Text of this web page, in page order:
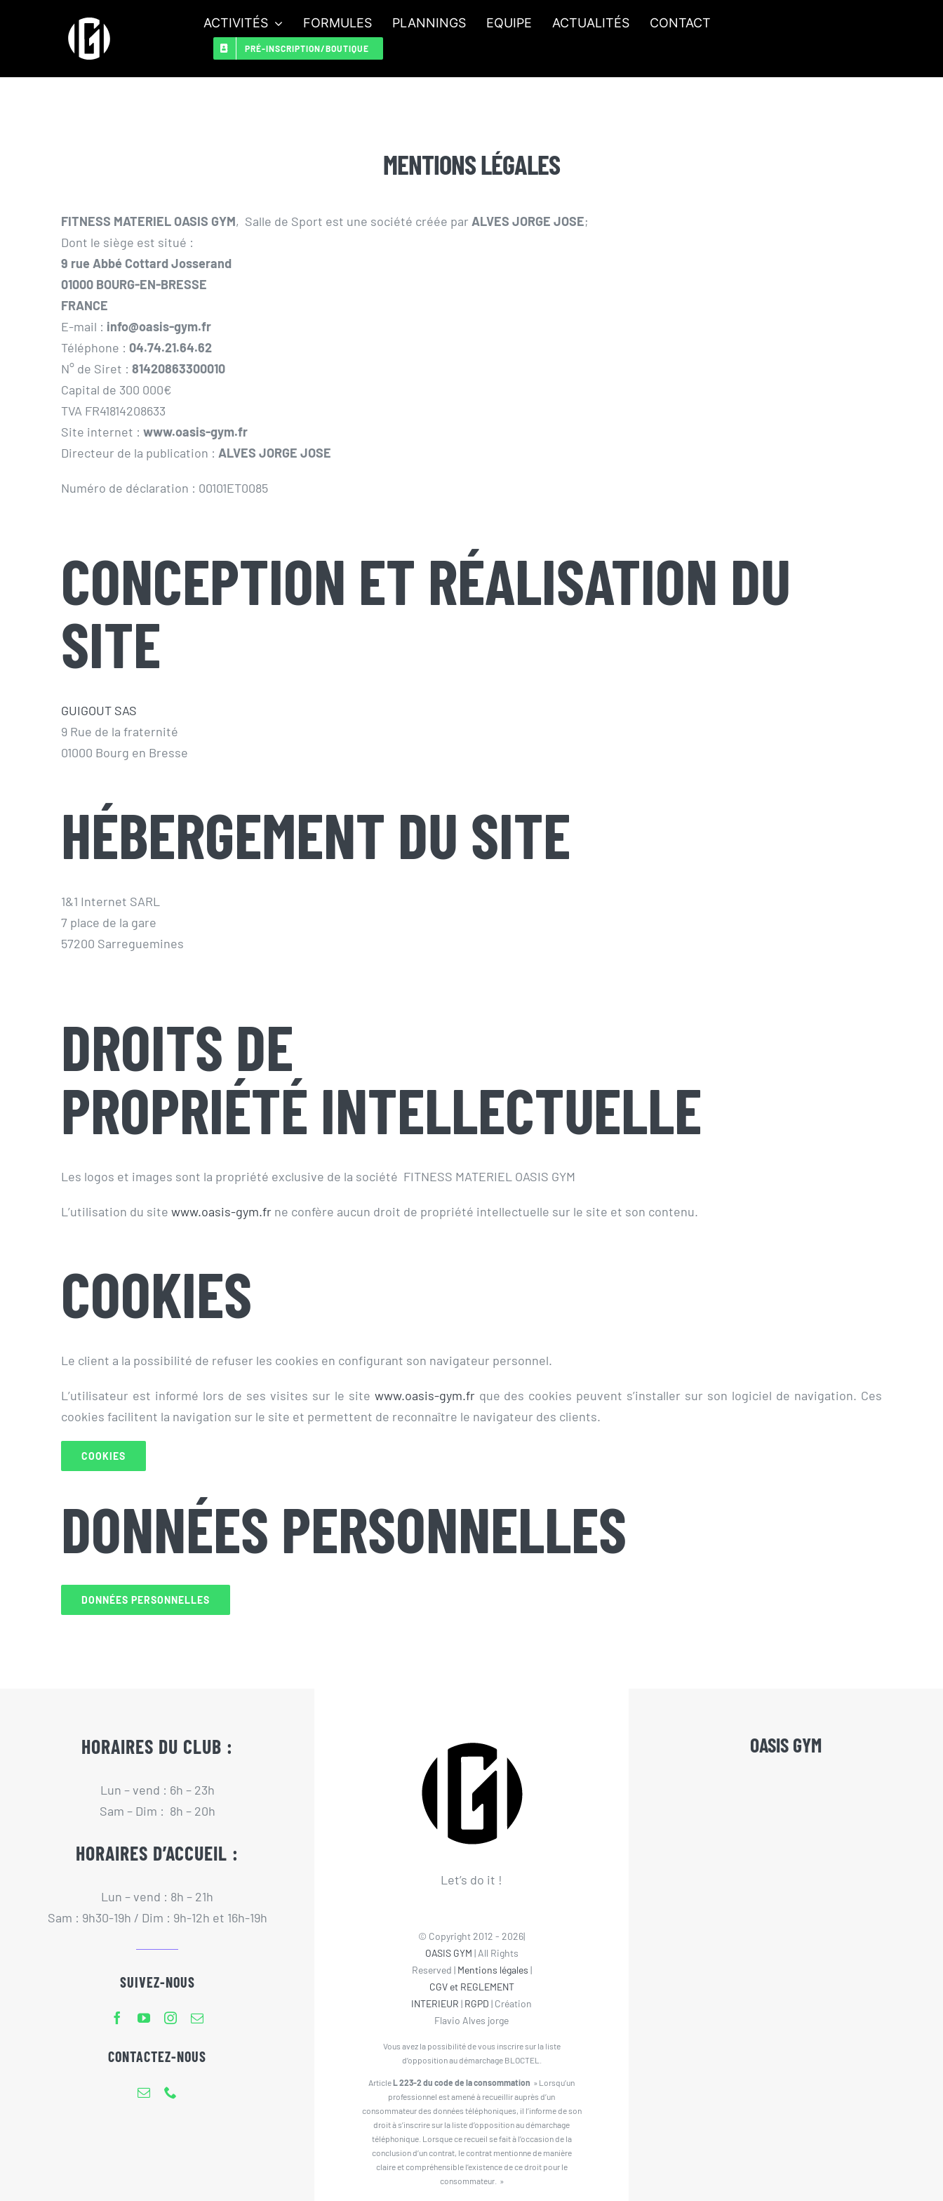
ACTIVITÉS FORMULES PLANNINGS EQUIPE ACTUALITÉS CONTACT
PRÉ-INSCRIPTION/BOUTIQUE
MENTIONS LÉGALES
FITNESS MATERIEL OASIS GYM, Salle de Sport est une société créée par ALVES JORGE JOSE;
Dont le siège est situé :
9 rue Abbé Cottard Josserand
01000 BOURG-EN-BRESSE
FRANCE
E-mail : info@oasis-gym.fr
Téléphone : 04.74.21.64.62
N° de Siret : 81420863300010
Capital de 300 000€
TVA FR41814208633
Site internet : www.oasis-gym.fr
Directeur de la publication : ALVES JORGE JOSE
Numéro de déclaration : 00101ET0085
CONCEPTION ET RÉALISATION DU
SITE
GUIGOUT SAS
9 Rue de la fraternité
01000 Bourg en Bresse
HÉBERGEMENT DU SITE
1&1 Internet SARL
7 place de la gare
57200 Sarreguemines
DROITS DE
PROPRIÉTÉ INTELLECTUELLE
Les logos et images sont la propriété exclusive de la société FITNESS MATERIEL OASIS GYM
L’utilisation du site www.oasis-gym.frne confère aucun droit de propriété intellectuelle sur le site et son contenu.
COOKIES
Le client a la possibilité de refuser les cookies en configurant son navigateur personnel.
L’utilisateur est informé lors de ses visites sur le site www.oasis-gym.fr que des cookies peuvent s’installer sur son logiciel de navigation. Ces
cookies facilitent la navigation sur le site et permettent de reconnaître le navigateur des clients.
COOKIES
DONNÉES PERSONNELLES
DONNÉES PERSONNELLES
HORAIRES DU CLUB :
Lun – vend : 6h – 23h
Sam – Dim : 8h – 20h
HORAIRES D’ACCUEIL :
Lun – vend : 8h – 21h
Sam : 9h30-19h / Dim : 9h-12h et 16h-19h
SUIVEZ-NOUS
CONTACTEZ-NOUS
Let’s do it !
© Copyright 2012 - 2026|
OASIS GYM | All Rights
Reserved | Mentions légales |
CGV et REGLEMENT
INTERIEUR | RGPD | Création
Flavio Alves jorge
Vous avez la possibilité de vous inscrire sur la liste
d’opposition au démarchage BLOCTEL.
ArticleL 223-2 du code de la consommation » Lorsqu’un
professionnel est amené à recueillir auprès d’un
consommateur des données téléphoniques, il l’informe de son
droit à s’inscrire sur la liste d’opposition au démarchage
téléphonique. Lorsque ce recueil se fait à l’occasion de la
conclusion d’un contrat, le contrat mentionne de manière
claire et compréhensible l’existence de ce droit pour le
consommateur. »
OASIS GYM